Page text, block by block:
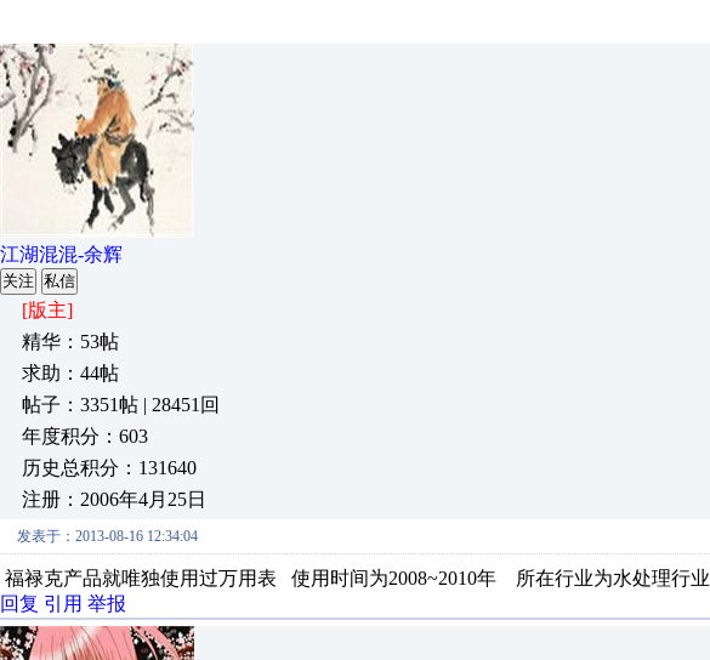
江湖混混-余辉
关注 私信
[版主]
精华：53帖
求助：44帖
帖子：3351帖 | 28451回
年度积分：603
历史总积分：131640
注册：2006年4月25日
发表于：2013-08-16 12:34:04
福禄克产品就唯独使用过万用表 使用时间为2008~2010年 所在行业为水处理行业
回复 引用 举报